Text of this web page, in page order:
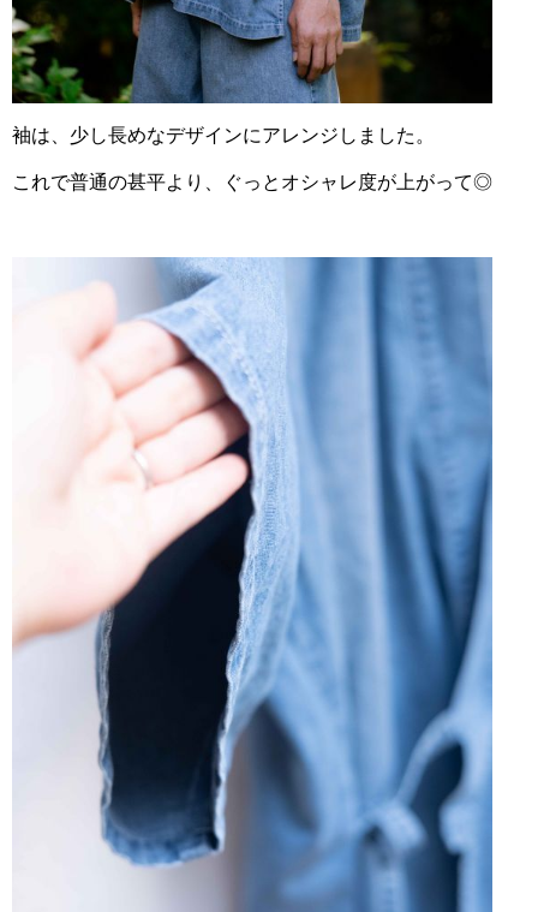
袖は、少し長めなデザインにアレンジしました。
これで普通の甚平より、ぐっとオシャレ度が上がって◎